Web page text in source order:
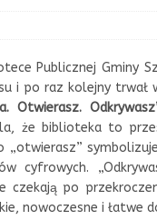
Publicznej Gminy
i po raz kolejny trwał
Otwierasz.
że biblioteka to
„otwierasz”
cyfrowych.
czekają po
nowoczesne i łatwe